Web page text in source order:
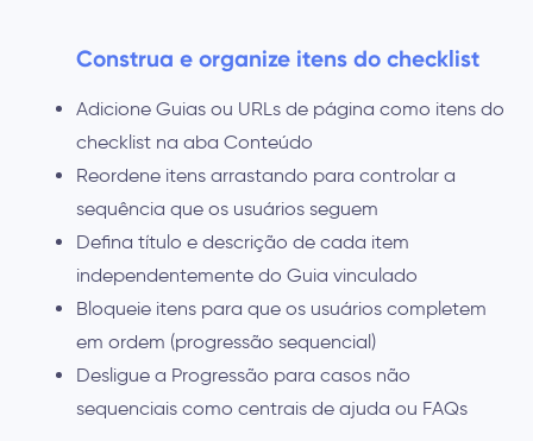
Construa e organize itens do checklist
Adicione Guias ou URLs de página como itens do
checklist na aba Conteúdo
Reordene itens arrastando para controlar a
sequência que os usuários seguem
Defina título e descrição de cada item
independentemente do Guia vinculado
Bloqueie itens para que os usuários completem
em ordem (progressão sequencial)
Desligue a Progressão para casos não
sequenciais como centrais de ajuda ou FAQs